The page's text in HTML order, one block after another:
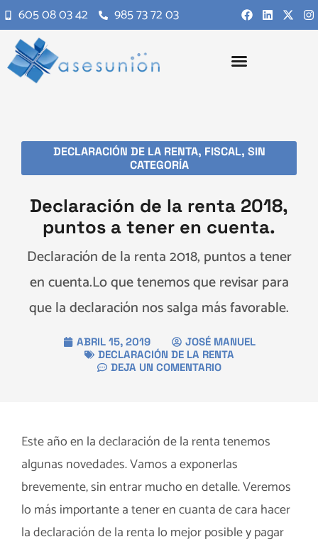
605 08 03 42 985 73 72 03
DECLARACIÓN DE LA RENTA, FISCAL, SIN
CATEGORÍA
Declaración de la renta 2018,
puntos a tener en cuenta.
Declaración de la renta 2018, puntos a tener
en cuenta.Lo que tenemos que revisar para
que la declaración nos salga más favorable.
ABRIL 15, 2019
JOSÉ MANUEL
DECLARACIÓN DE LA RENTA
DEJA UN COMENTARIO
Este año en la declaración de la renta tenemos
algunas novedades. Vamos a exponerlas
brevemente, sin entrar mucho en detalle. Veremos
lo más importante a tener en cuanta de cara hacer
la declaración de la renta lo mejor posible y pagar